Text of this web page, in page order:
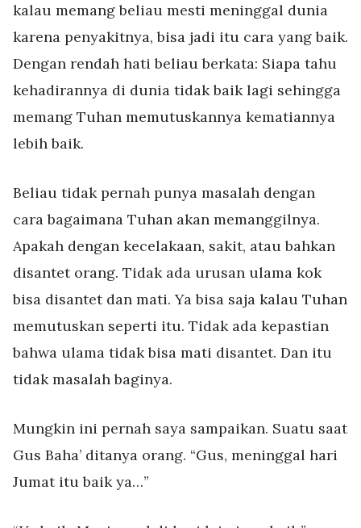
kalau memang beliau mesti meninggal dunia
karena penyakitnya, bisa jadi itu cara yang baik.
Dengan rendah hati beliau berkata: Siapa tahu
kehadirannya di dunia tidak baik lagi sehingga
memang Tuhan memutuskannya kematiannya
lebih baik.
Beliau tidak pernah punya masalah dengan
cara bagaimana Tuhan akan memanggilnya.
Apakah dengan kecelakaan, sakit, atau bahkan
disantet orang. Tidak ada urusan ulama kok
bisa disantet dan mati. Ya bisa saja kalau Tuhan
memutuskan seperti itu. Tidak ada kepastian
bahwa ulama tidak bisa mati disantet. Dan itu
tidak masalah baginya.
Mungkin ini pernah saya sampaikan. Suatu saat
Gus Baha’ ditanya orang. “Gus, meninggal hari
Jumat itu baik ya…”